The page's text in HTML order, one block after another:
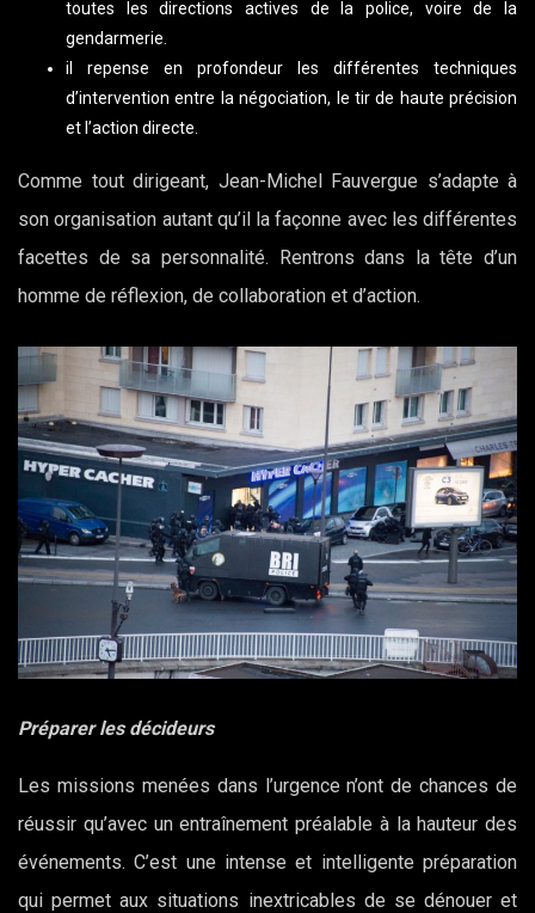
toutes les directions actives de la police, voire de la
gendarmerie.
il repense en profondeur les différentes techniques
d’intervention entre la négociation, le tir de haute précision
et l’action directe.
Comme tout dirigeant, Jean-Michel Fauvergue s’adapte à
son organisation autant qu’il la façonne avec les différentes
facettes de sa personnalité. Rentrons dans la tête d’un
homme de réflexion, de collaboration et d’action.
Préparer les décideurs
Les missions menées dans l’urgence n’ont de chances de
réussir qu’avec un entraînement préalable à la hauteur des
événements. C’est une intense et intelligente préparation
qui permet aux situations inextricables de se dénouer et